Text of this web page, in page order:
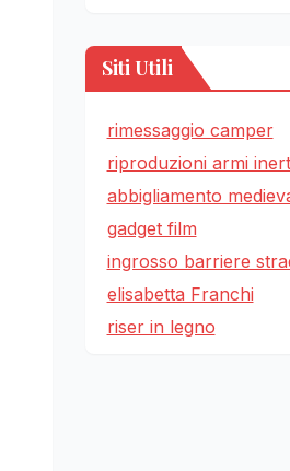
Siti Utili
rimessaggio camper
riproduzioni armi
abbigliamento
gadget film
ingrosso barriere
elisabetta Franchi
riser in legno